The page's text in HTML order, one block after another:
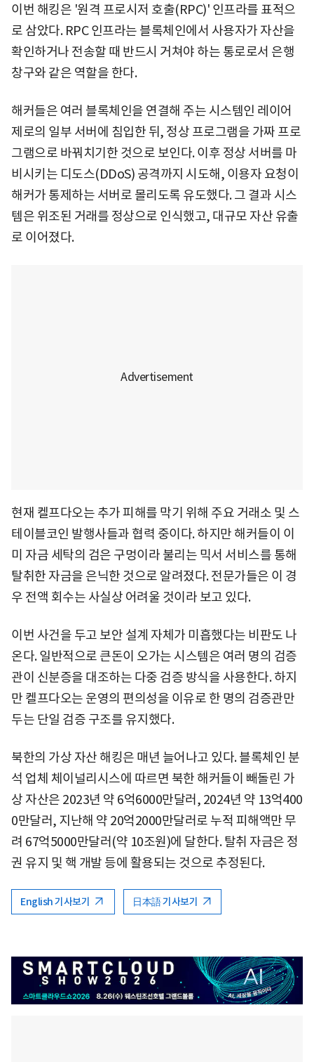
이번 해킹은 '원격 프로시저 호출(RPC)' 인프라를 표적으
로 삼았다. RPC 인프라는 블록체인에서 사용자가 자산을
확인하거나 전송할 때 반드시 거쳐야 하는 통로로서 은행
창구와 같은 역할을 한다.
해커들은 여러 블록체인을 연결해 주는 시스템인 레이어
제로의 일부 서버에 침입한 뒤, 정상 프로그램을 가짜 프로
그램으로 바꿔치기한 것으로 보인다. 이후 정상 서버를 마
비시키는 디도스(DDoS) 공격까지 시도해, 이용자 요청이
해커가 통제하는 서버로 몰리도록 유도했다. 그 결과 시스
템은 위조된 거래를 정상으로 인식했고, 대규모 자산 유출
로 이어졌다.
현재 켈프다오는 추가 피해를 막기 위해 주요 거래소 및 스
테이블코인 발행사들과 협력 중이다. 하지만 해커들이 이
미 자금 세탁의 검은 구멍이라 불리는 믹서 서비스를 통해
탈취한 자금을 은닉한 것으로 알려졌다. 전문가들은 이 경
우 전액 회수는 사실상 어려울 것이라 보고 있다.
이번 사건을 두고 보안 설계 자체가 미흡했다는 비판도 나
온다. 일반적으로 큰돈이 오가는 시스템은 여러 명의 검증
관이 신분증을 대조하는 다중 검증 방식을 사용한다. 하지
만 켈프다오는 운영의 편의성을 이유로 한 명의 검증관만
두는 단일 검증 구조를 유지했다.
북한의 가상 자산 해킹은 매년 늘어나고 있다. 블록체인 분
석 업체 체이널리시스에 따르면 북한 해커들이 빼돌린 가
상 자산은 2023년 약 6억6000만달러, 2024년 약 13억400
0만달러, 지난해 약 20억2000만달러로 누적 피해액만 무
려 67억5000만달러(약 10조원)에 달한다. 탈취 자금은 정
권 유지 및 핵 개발 등에 활용되는 것으로 추정된다.
English 기사보기 日本語 기사보기